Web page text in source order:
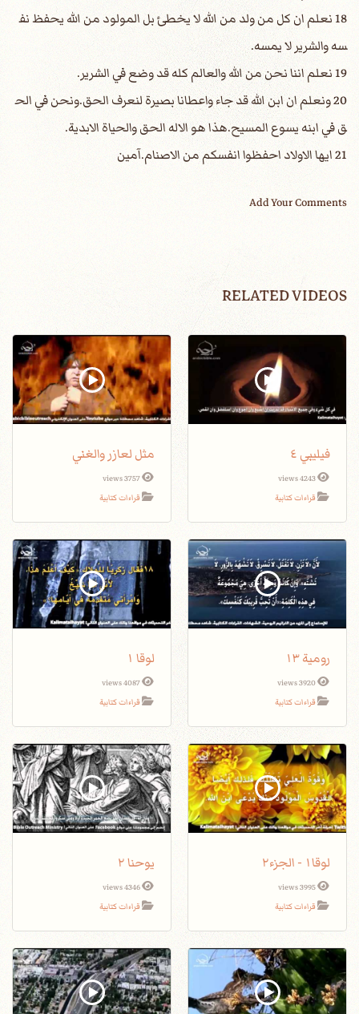
18 نعلم ان كل من ولد من الله لا يخطئ بل المولود من الله يحفظ نف
سه والشرير لا يمسه.
19 نعلم اننا نحن من الله والعالم كله قد وضع في الشرير.
20 ونعلم ان ابن الله قد جاء واعطانا بصيرة لنعرف الحق.ونحن في الح
ق في ابنه يسوع المسيح.هذا هو الاله الحق والحياة الابدية.
21 ايها الاولاد احفظوا انفسكم من الاصنام.آمين
Add Your Comments
RELATED VIDEOS
فيليبي ٤
4243 views
قراءات كتابية
مثل لعازر والغني
3757 views
قراءات كتابية
رومية ١٣
3920 views
قراءات كتابية
لوقا ١
4087 views
قراءات كتابية
لوقا١ - الجزء٢
3995 views
قراءات كتابية
يوحنا ٢
4346 views
قراءات كتابية